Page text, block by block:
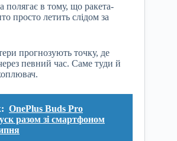
в тому, що ракета-
просто летить слідом за
прогнозують точку, де
певний час. Саме туди й
OnePlus Buds Pro
разом зі смартфоном